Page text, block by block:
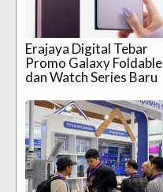
Erajaya Digital Tebar
Promo Galaxy Foldable
dan Watch Series Baru